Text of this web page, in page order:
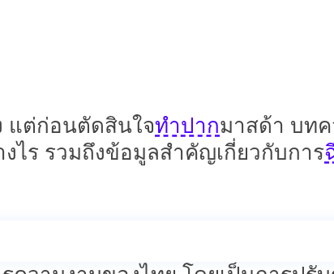
งปากล้วนมีเอกลักษณ์และสไตล์ที่แ
แต่ก่อนตัดสินใจทำปากมาสด้า บท
ไร รวมถึงข้อมูลสำคัญเกี่ยวกับการ